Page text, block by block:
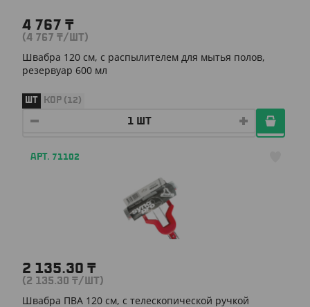
4 767 ₸
(4 767 ₸/ШТ)
Швабра 120 см, с распылителем для мытья полов,
резервуар 600 мл
ШТ КОР (12)
АРТ. 71102
2 135.30 ₸
(2 135.30 ₸/ШТ)
Швабра ПВА 120 см, с телескопической ручкой